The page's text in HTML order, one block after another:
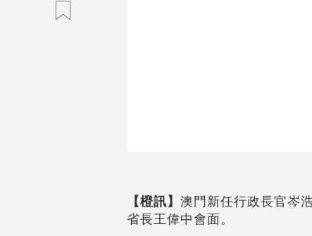
【橙訊】 澳門新任行政長官岑
省長王偉中會面。